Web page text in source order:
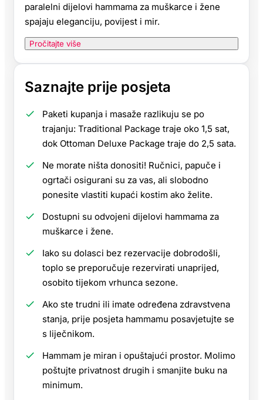
paralelni dijelovi hammama za muškarce i žene
spajaju eleganciju, povijest i mir.
Pročitajte više
Saznajte prije posjeta
Paketi kupanja i masaže razlikuju se po
trajanju: Traditional Package traje oko 1,5 sat,
dok Ottoman Deluxe Package traje do 2,5 sata.
Ne morate ništa donositi! Ručnici, papuče i
ogrtači osigurani su za vas, ali slobodno
ponesite vlastiti kupaći kostim ako želite.
Dostupni su odvojeni dijelovi hammama za
muškarce i žene.
Iako su dolasci bez rezervacije dobrodošli,
toplo se preporučuje rezervirati unaprijed,
osobito tijekom vrhunca sezone.
Ako ste trudni ili imate određena zdravstvena
stanja, prije posjeta hammamu posavjetujte se
s liječnikom.
Hammam je miran i opuštajući prostor. Molimo
poštujte privatnost drugih i smanjite buku na
minimum.